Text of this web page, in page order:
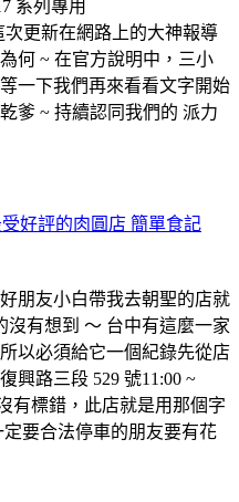
次更新在網路上的大神報導
何 ~ 在官方說明中，三小
一下我們再來看看文字開始
爹 ~ 持續認同我們的 派力
好評的肉圓店 簡單食記
朋友小白帶我去朝聖的店就
沒有想到 ～ 台中有這麼一家
以必須給它一個紀錄先從店
興路三段 529 號11:00 ~
有標錯，此店就是用那個字
要合法停車的朋友要有花